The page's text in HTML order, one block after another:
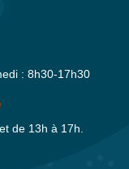
: 8h30-17h30
de 13h à 17h.